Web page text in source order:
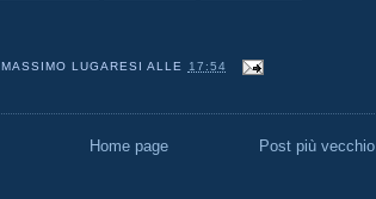
MASSIMO LUGARESI ALLE 17:54
Post più vecchio
Home page